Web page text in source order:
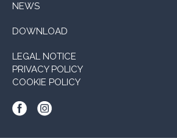
NEWS
DOWNLOAD
LEGAL NOTICE
PRIVACY POLICY
COOKIE POLICY